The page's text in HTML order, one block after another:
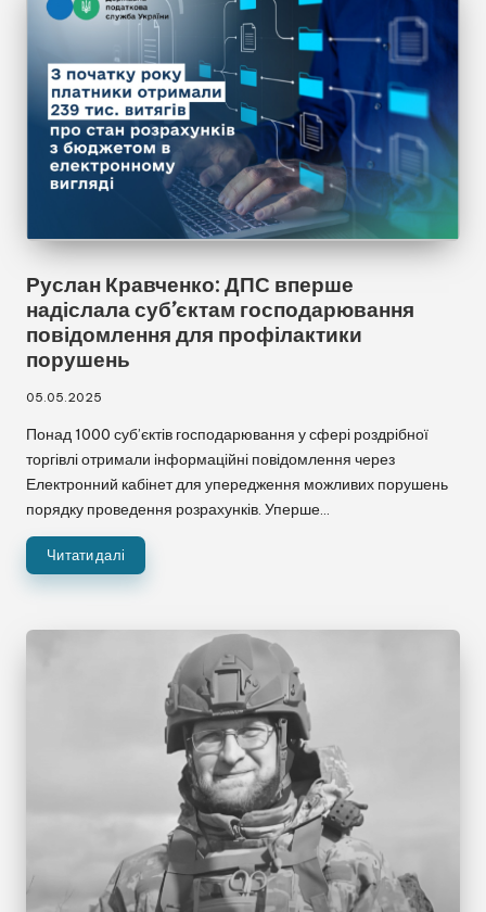
Руслан Кравченко: ДПС вперше
надіслала суб’єктам господарювання
повідомлення для профілактики
порушень
05.05.2025
Понад 1000 суб’єктів господарювання у сфері роздрібної
торгівлі отримали інформаційні повідомлення через
Електронний кабінет для упередження можливих порушень
порядку проведення розрахунків. Уперше…
Читати далі